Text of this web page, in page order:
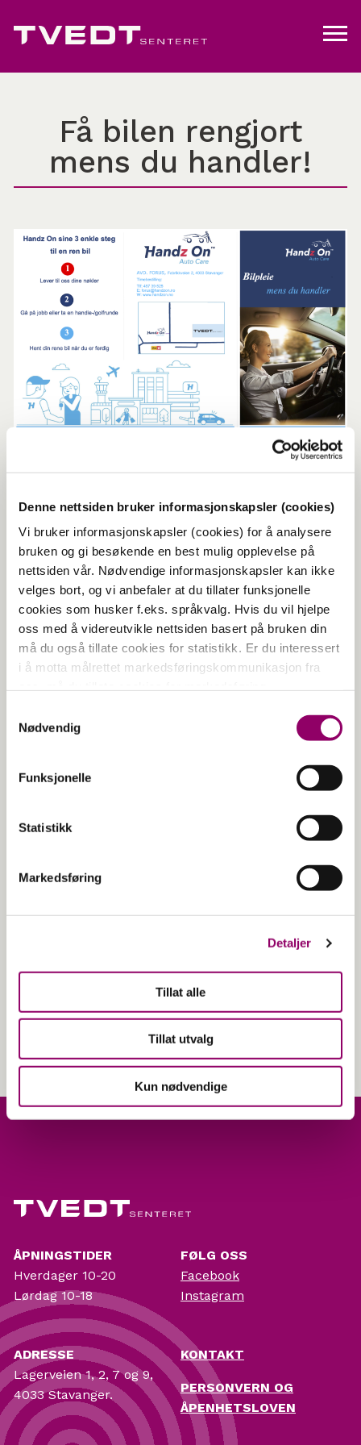
Denne nettsiden bruker informasjonskapsler (cookies)
Vi bruker informasjonskapsler (cookies) for å analysere
bruken og gi besøkende en best mulig opplevelse på
nettsiden vår. Nødvendige informasjonskapsler kan ikke
velges bort, og vi anbefaler at du tillater funksjonelle
cookies som husker f.eks. språkvalg. Hvis du vil hjelpe
oss med å videreutvikle nettsiden basert på bruken din
må du også tillate cookies for statistikk. Er du interessert
i å motta målrettet markedsføringskommunikasjon fra
Nødvendig
Funksjonelle
Statistikk
Markedsføring
Detaljer
Tillat alle
Tillat utvalg
Kun nødvendige
Få bilen rengjort
mens du handler!
Få bilen rengjort hos Handz On
mens du besøker TVEDTsenteret.
Handz on holder til i Fabrikkveien
2, som er 2 min gange fra senteret.
Velkommen til Handz On og TVEDTsenteret!
ÅPNINGSTIDER
Hverdager 10-20
Lørdag 10-18
ADRESSE
Lagerveien 1, 2, 7 og 9,
4033 Stavanger.
FØLG OSS
Facebook
Instagram
KONTAKT
PERSONVERN OG
ÅPENHETSLOVEN